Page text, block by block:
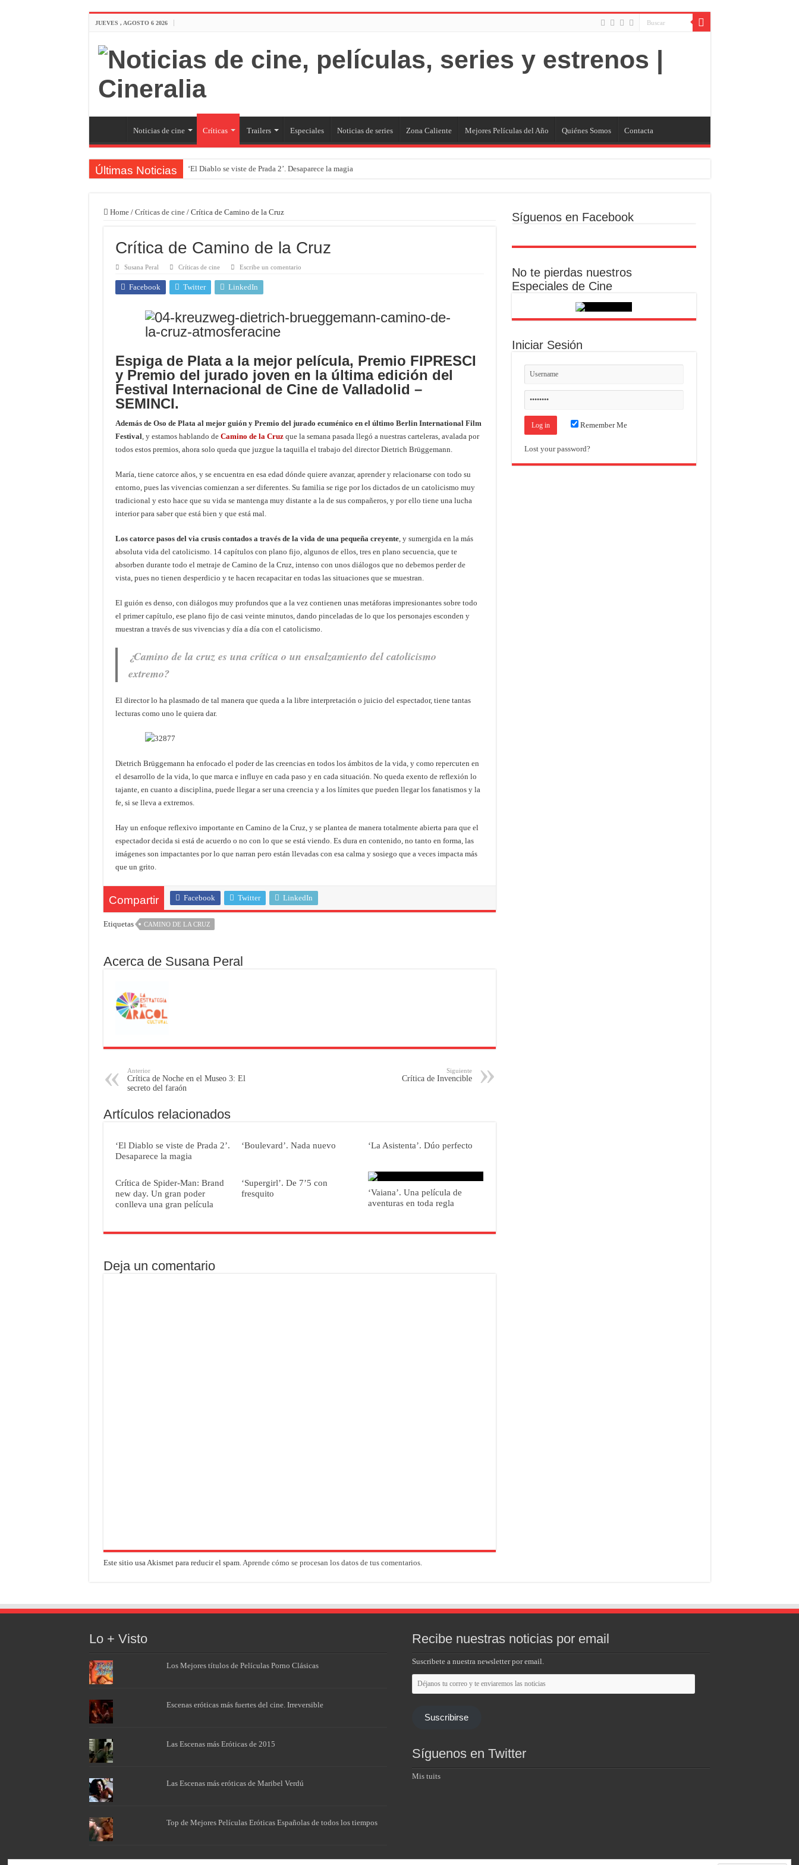
JUEVES , AGOSTO 6 2026
Noticias de cine Críticas Trailers Especiales Noticias de series Zona Caliente Mejores Películas del Año Quiénes Somos Contacta
Últimas Noticias ‘El Diablo se viste de Prada 2’. Desaparece la magia
Home / Críticas de cine / Crítica de Camino de la Cruz
Crítica de Camino de la Cruz
Susana Peral Críticas de cine Escribe un comentario
Facebook Twitter LinkedIn
Espiga de Plata a la mejor película, Premio FIPRESCI
y Premio del jurado joven en la última edición del
Festival Internacional de Cine de Valladolid –
SEMINCI.
Además de Oso de Plata al mejor guión y Premio del jurado ecuménico en el último Berlin International Film
Festival, y estamos hablando de Camino de la Cruz que la semana pasada llegó a nuestras carteleras, avalada por
todos estos premios, ahora solo queda que juzgue la taquilla el trabajo del director Dietrich Brüggemann.
María, tiene catorce años, y se encuentra en esa edad dónde quiere avanzar, aprender y relacionarse con todo su
entorno, pues las vivencias comienzan a ser diferentes. Su familia se rige por los dictados de un catolicismo muy
tradicional y esto hace que su vida se mantenga muy distante a la de sus compañeros, y por ello tiene una lucha
interior para saber que está bien y que está mal.
Los catorce pasos del via crusis contados a través de la vida de una pequeña creyente, y sumergida en la más
absoluta vida del catolicismo. 14 capítulos con plano fijo, algunos de ellos, tres en plano secuencia, que te
absorben durante todo el metraje de Camino de la Cruz, intenso con unos diálogos que no debemos perder de
vista, pues no tienen desperdicio y te hacen recapacitar en todas las situaciones que se muestran.
El guión es denso, con diálogos muy profundos que a la vez contienen unas metáforas impresionantes sobre todo
el primer capítulo, ese plano fijo de casi veinte minutos, dando pinceladas de lo que los personajes esconden y
muestran a través de sus vivencias y día a día con el catolicismo.
¿Camino de la cruz es una crítica o un ensalzamiento del catolicismo
extremo?
El director lo ha plasmado de tal manera que queda a la libre interpretación o juicio del espectador, tiene tantas
lecturas como uno le quiera dar.
Dietrich Brüggemann ha enfocado el poder de las creencias en todos los ámbitos de la vida, y como repercuten en
el desarrollo de la vida, lo que marca e influye en cada paso y en cada situación. No queda exento de reflexión lo
tajante, en cuanto a disciplina, puede llegar a ser una creencia y a los límites que pueden llegar los fanatismos y la
fe, si se lleva a extremos.
Hay un enfoque reflexivo importante en Camino de la Cruz, y se plantea de manera totalmente abierta para que el
espectador decida si está de acuerdo o no con lo que se está viendo. Es dura en contenido, no tanto en forma, las
imágenes son impactantes por lo que narran pero están llevadas con esa calma y sosiego que a veces impacta más
que un grito.
Compartir Facebook Twitter LinkedIn
Etiquetas CAMINO DE LA CRUZ
Acerca de Susana Peral
Anterior
Crítica de Noche en el Museo 3: El
secreto del faraón
Siguiente
Crítica de Invencible
Artículos relacionados
‘El Diablo se viste de Prada 2’.
Desaparece la magia
‘Boulevard’. Nada nuevo ‘La Asistenta’. Dúo perfecto
Crítica de Spider-Man: Brand
new day. Un gran poder
conlleva una gran película
‘Supergirl’. De 7’5 con
fresquito
‘Vaiana’. Una película de
aventuras en toda regla
Deja un comentario
Este sitio usa Akismet para reducir el spam.Aprende cómo se procesan los datos de tus comentarios.
Síguenos en Facebook
No te pierdas nuestros
Especiales de Cine
Iniciar Sesión
Remember Me
Lost your password?
Lo + Visto
Los Mejores títulos de Películas Porno Clásicas
Escenas eróticas más fuertes del cine. Irreversible
Las Escenas más Eróticas de 2015
Las Escenas más eróticas de Maribel Verdú
Top de Mejores Películas Eróticas Españolas de todos los tiempos
Recibe nuestras noticias por email
Suscribete a nuestra newsletter por email.
Déjanos
tu
Suscribirse
Síguenos en Twitter
Mis tuits